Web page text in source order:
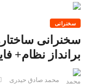
سخنرانی
سخنرانی
برانداز نظام+
محمد صادق حیدری